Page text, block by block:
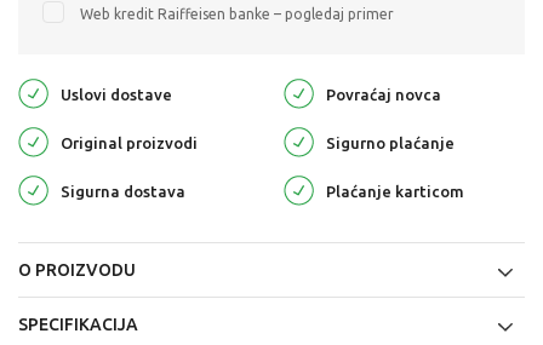
Web kredit Raiffeisen banke – pogledaj primer
Uslovi dostave Povraćaj novca
Original proizvodi Sigurno plaćanje
Sigurna dostava Plaćanje karticom
O PROIZVODU
SPECIFIKACIJA